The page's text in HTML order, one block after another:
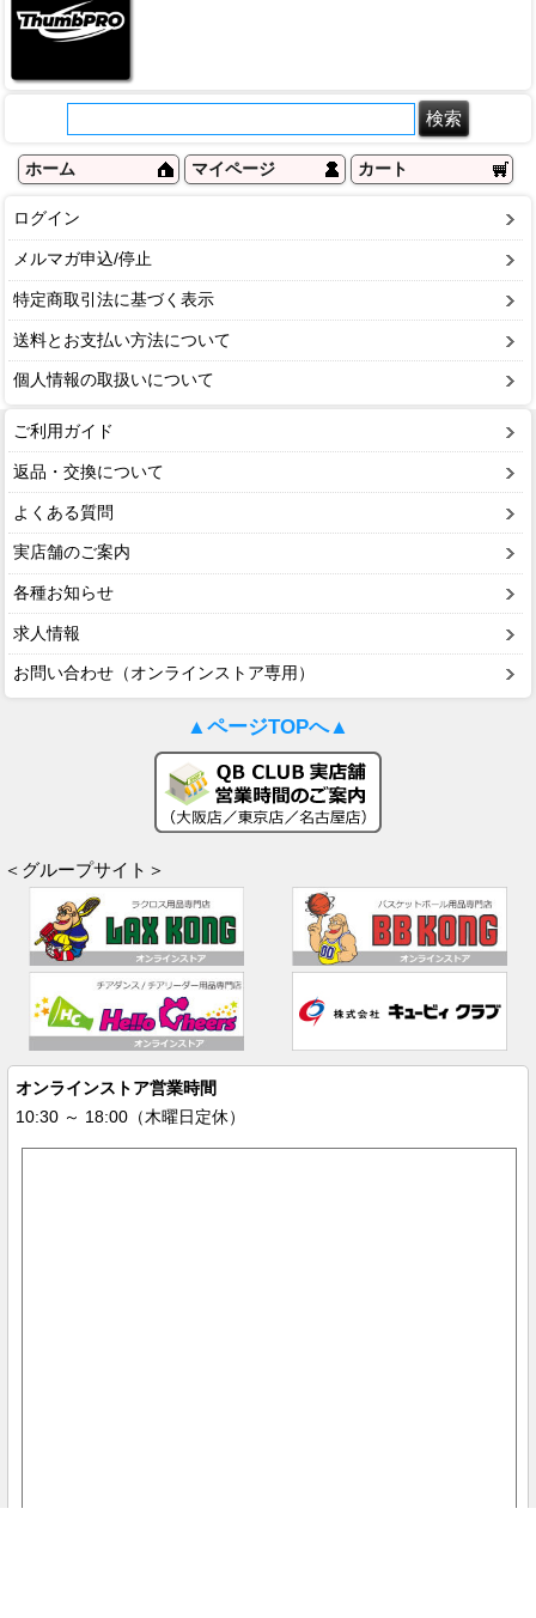
ホーム マイページ カート
ログイン
メルマガ申込/停止
特定商取引法に基づく表示
送料とお支払い方法について
個人情報の取扱いについて
ご利用ガイド
返品・交換について
よくある質問
実店舗のご案内
各種お知らせ
求人情報
お問い合わせ（オンラインストア専用）
▲ページTOPへ▲
＜グループサイト＞
オンラインストア営業時間
10:30 ～ 18:00（木曜日定休）